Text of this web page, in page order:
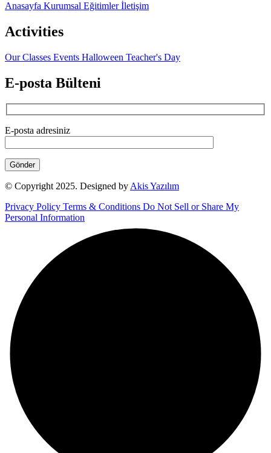
Anasayfa Kurumsal Eğitimler İletişim
Activities
Our Classes Events Halloween Teacher's Day
E-posta Bülteni
E-posta adresiniz
© Copyright 2025. Designed by Akis Yazılım
Privacy Policy Terms & Conditions Do Not Sell or Share My
Personal Information